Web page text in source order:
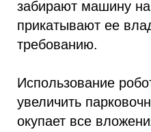
забирают машину
прикатывают ее
требованию.
Использование
увеличить
окупает все